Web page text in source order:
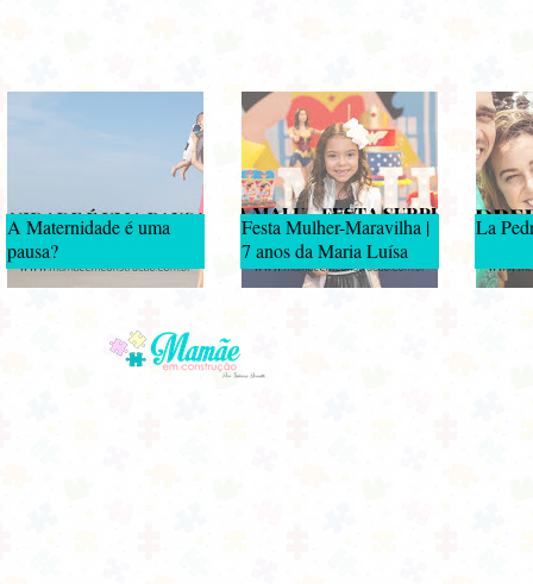
A Maternidade é uma
pausa?
Festa Mulher-Maravilha |
7 anos da Maria Luísa
La